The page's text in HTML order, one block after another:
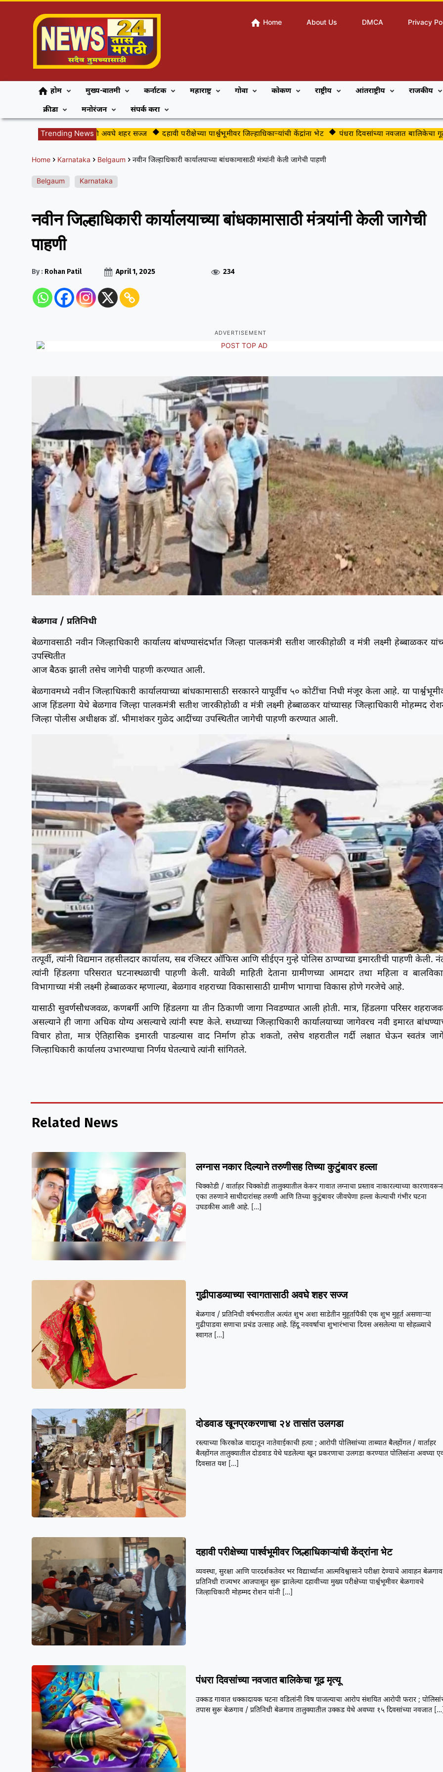
Home About Us DMCA Privacy
होम मुख्य-बातमी कर्नाटक महाराष्ट्र गोवा कोकण राष्ट्रीय आंतराष्ट्रीय
राजकीय
क्रीडा
मनोरंजन संपर्क करा
Trending News
गुढीपाडव्याच्या स्वागतासाठी अवघे शहर सज्ज दहावी परीक्षेच्या पार्श्वभूमीवर जिल्हाधिकाऱ्यांची केंद्रांना भेट पंधरा दिवसांच्या नवजात बालिकेचा गूढ मृत्यू
Home Karnataka Belgaum नवीन जिल्हाधिकारी कार्यालयाच्या बांधकामासाठी मंत्र्यांनी केली जागेची पाहणी
Belgaum Karnataka
नवीन जिल्हाधिकारी कार्यालयाच्या बांधकामासाठी मंत्र्यांनी केली जागेची
पाहणी
By : Rohan Patil April 1, 2025 234
ADVERTISEMENT
बेळगाव / प्रतिनिधी
बेळगावसाठी नवीन जिल्हाधिकारी कार्यालय बांधण्यासंदर्भात जिल्हा पालकमंत्री सतीश जारकीहोळी व मंत्री लक्ष्मी हेब्बाळकर
उपस्थितीत
आज बैठक झाली तसेच जागेची पाहणी करण्यात आली.
बेळगावमध्ये नवीन जिल्हाधिकारी कार्यालयाच्या बांधकामासाठी सरकारने यापूर्वीच ५० कोटींचा निधी मंजूर केला आहे. या
आज हिंडलगा येथे बेळगाव जिल्हा पालकमंत्री सतीश जारकीहोळी व मंत्री लक्ष्मी हेब्बाळकर यांच्यासह जिल्हाधिकारी मोहम्मद
जिल्हा पोलीस अधीक्षक डॉ. भीमाशंकर गुळेद आदींच्या उपस्थितीत जागेची पाहणी करण्यात आली.
तत्पूर्वी, त्यांनी विद्यमान तहसीलदार कार्यालय, सब रजिस्टर ऑफिस आणि सीईएन गुन्हे पोलिस ठाण्याच्या इमारतीची पाहणी केली.
त्यांनी हिंडलगा परिसरात घटनास्थळाची पाहणी केली. यावेळी माहिती देताना ग्रामीणच्या आमदार तथा महिला व
विभागाच्या मंत्री लक्ष्मी हेब्बाळकर म्हणाल्या, बेळगाव शहराच्या विकासासाठी ग्रामीण भागाचा विकास होणे गरजेचे आहे.
यासाठी सुवर्णसौधजवळ, कणबर्गी आणि हिंडलगा या तीन ठिकाणी जागा निवडण्यात आली होती. मात्र, हिंडलगा परिसर
असल्याने ही जागा अधिक योग्य असल्याचे त्यांनी स्पष्ट केले. सध्याच्या जिल्हाधिकारी कार्यालयाच्या जागेवरच नवी इमारत
विचार होता, मात्र ऐतिहासिक इमारती पाडल्यास वाद निर्माण होऊ शकतो, तसेच शहरातील गर्दी लक्षात घेऊन स्वतंत्र
जिल्हाधिकारी कार्यालय उभारण्याचा निर्णय घेतल्याचे त्यांनी सांगितले.
Related News
लग्नास नकार दिल्याने तरुणीसह तिच्या कुटुंबावर हल्ला
चिक्कोडी / वार्ताहर चिक्कोडी तालुक्यातील केरूर गावात लग्नाचा प्रस्ताव नाकारल्याच्या कारणावरून
एका तरुणाने साथीदारांसह तरुणी आणि तिच्या कुटुंबावर जीवघेणा हल्ला केल्याची गंभीर घटना
उघडकीस आली आहे. […]
गुढीपाडव्याच्या स्वागतासाठी अवघे शहर सज्ज
बेळगाव / प्रतिनिधी वर्षभरातील अत्यंत शुभ अशा साडेतीन मुहूर्तापैकी एक शुभ मुहूर्त असणाऱ्या
गुढीपाडवा सणाचा प्रचंड उत्साह आहे. हिंदू नववर्षाचा शुभारंभाचा दिवस असलेल्या या सोहळ्याचे
स्वागत[…]
दोडवाड खूनप्रकरणाचा २४ तासांत उलगडा
रस्त्याच्या किरकोळ वादातून नातेवाईकाची हत्या ; आरोपी पोलिसांच्या ताब्यात बैलहोंगल / वार्ताहर
बैलहोंगल तालुक्यातील दोडवाड येथे घडलेल्या खून प्रकरणाचा उलगडा करण्यात पोलिसांना अवघ्या
दिवसात यश […]
दहावी परीक्षेच्या पार्श्वभूमीवर जिल्हाधिकाऱ्यांची केंद्रांना भेट
व्यवस्था, सुरक्षा आणि पारदर्शकतेवर भर विद्यार्थ्यांना आत्मविश्वासाने परीक्षा देण्याचे आवाहन
प्रतिनिधी राज्यभर आजपासून सुरू झालेल्या दहावीच्या मुख्य परीक्षेच्या पार्श्वभूमीवर बेळगावचे
जिल्हाधिकारी मोहम्मद रोशन यांनी […]
पंधरा दिवसांच्या नवजात बालिकेचा गूढ मृत्यू
उक्कड गावात धक्कादायक घटना वडिलांनी विष पाजल्याचा आरोप संशयित आरोपी फरार ;
तपास सुरू बेळगाव / प्रतिनिधी बेळगाव तालुक्यातील उक्कड येथे अवघ्या १५ दिवसांच्या नवजात